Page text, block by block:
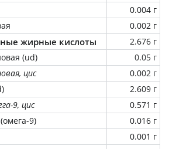
0.004 г
0.002 г
жирные кислоты
2.676 г
(ud)
0.05 г
цис
0.002 г
2.609 г
9, цис
0.571 г
9)
0.016 г
0.001 г